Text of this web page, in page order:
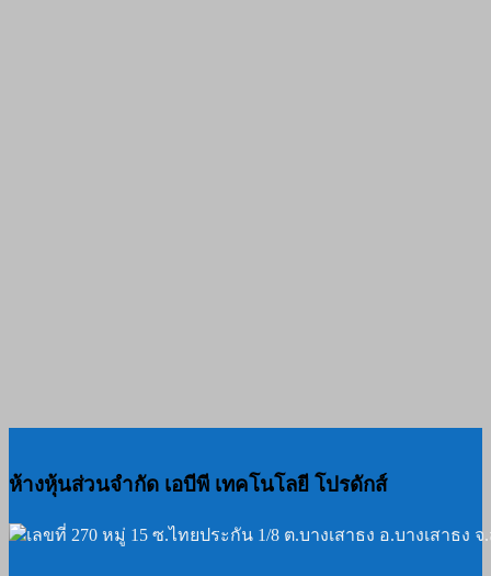
ห้างหุ้นส่วนจำกัด เอบีพี เทคโนโลยี โปรดักส์
เลขที่ 270 หมู่ 15 ซ.ไทยประกัน 1/8 ต.บางเสาธง อ.บางเสาธง